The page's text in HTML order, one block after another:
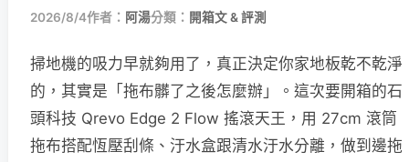
2026/8/4作者： 阿湯分類： 開箱文 & 評測
掃地機的吸力早就夠用了，真正決定你家地板乾不乾淨
的，其實是「拖布髒了之後怎麼辦」。這次要開箱的石
頭科技 Qrevo Edge 2 Flow 搖滾天王，用 27cm 滾筒
拖布搭配恆壓刮條、汙水盒跟清水汙水分離，做到邊拖